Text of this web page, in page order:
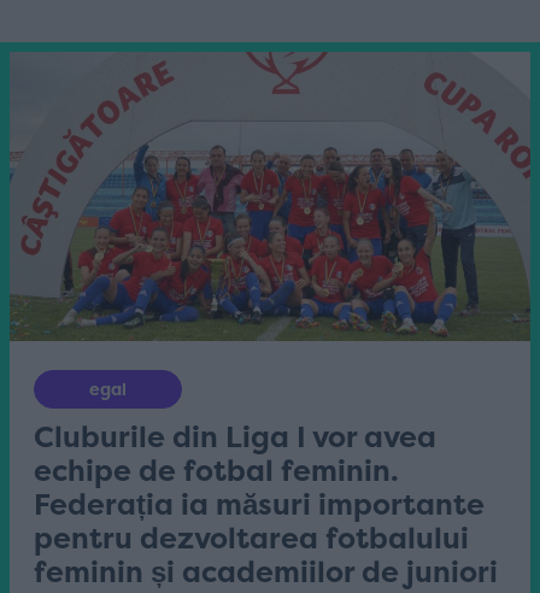
egal
Cluburile din Liga I vor avea
echipe de fotbal feminin.
Federația ia măsuri importante
pentru dezvoltarea fotbalului
feminin și academiilor de juniori